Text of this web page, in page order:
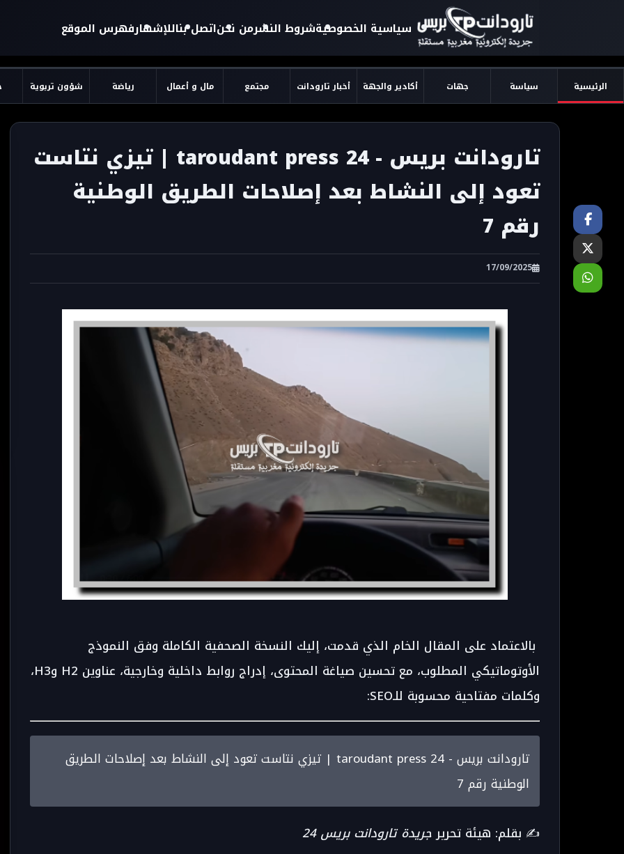
سياسية الخصوصيةشروط النشرمن نحناتصل بناللإشهارفهرس الموقع
الرئيسية سياسة جهات أكادير والجهة أخبار تارودانت مجتمع مال و أعمال رياضة شؤون تربوية
تارودانت بريس - taroudant press 24 | تيزي نتاست
تعود إلى النشاط بعد إصلاحات الطريق الوطنية
رقم 7
17/09/2025
بالاعتماد على المقال الخام الذي قدمت، إليك النسخة الصحفية الكاملة وفق النموذج
الأوتوماتيكي المطلوب، مع تحسين صياغة المحتوى، إدراج روابط داخلية وخارجية، عناوين H2 وH3،
وكلمات مفتاحية محسوبة للـSEO:
تارودانت بريس - taroudant press 24 | تيزي نتاست تعود إلى النشاط بعد إصلاحات الطريق
الوطنية رقم 7
✍️ بقلم: هيئة تحريرجريدة تارودانت بريس 24